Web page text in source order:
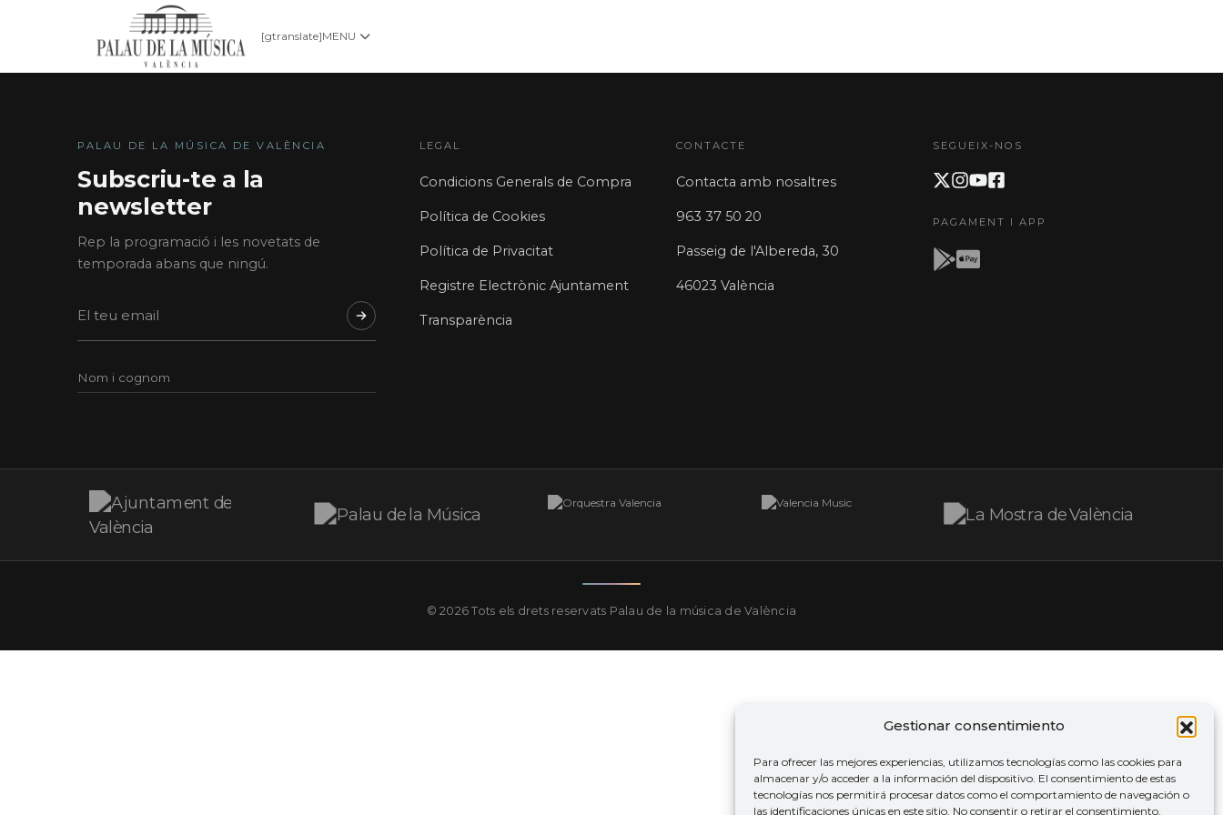
Gestionar consentimiento
Para ofrecer las mejores experiencias, utilizamos tecnologías como las cookies para
almacenar y/o acceder a la información del dispositivo. El consentimiento de estas
tecnologías nos permitirá procesar datos como el comportamiento de navegación o
las identificaciones únicas en este sitio. No consentir o retirar el consentimiento,
[gtranslate]MENU
PALAU DE LA MÚSICA DE VALÈNCIA
Subscriu-te a la
newsletter
Rep la programació i les novetats de
temporada abans que ningú.
LEGAL
Condicions Generals de Compra
Política de Cookies
Política de Privacitat
Registre Electrònic Ajuntament
Transparència
CONTACTE
Contacta amb nosaltres
963 37 50 20
Passeig de l'Albereda, 30
46023 València
SEGUEIX-NOS
PAGAMENT I APP
© 2026 Tots els drets reservats Palau de la música de València